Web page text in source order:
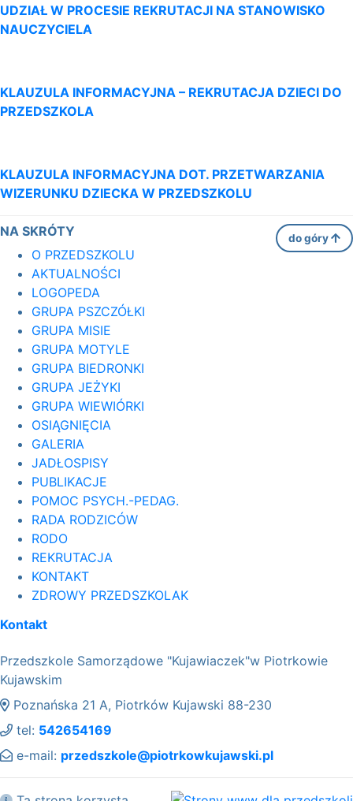
UDZIAŁ W PROCESIE REKRUTACJI NA STANOWISKO
NAUCZYCIELA
KLAUZULA INFORMACYJNA – REKRUTACJA DZIECI DO
PRZEDSZKOLA
KLAUZULA INFORMACYJNA DOT. PRZETWARZANIA
WIZERUNKU DZIECKA W PRZEDSZKOLU
NA SKRÓTY do góry
O PRZEDSZKOLU
AKTUALNOŚCI
LOGOPEDA
GRUPA PSZCZÓŁKI
GRUPA MISIE
GRUPA MOTYLE
GRUPA BIEDRONKI
GRUPA JEŻYKI
GRUPA WIEWIÓRKI
OSIĄGNIĘCIA
GALERIA
JADŁOSPISY
PUBLIKACJE
POMOC PSYCH.-PEDAG.
RADA RODZICÓW
RODO
REKRUTACJA
KONTAKT
ZDROWY PRZEDSZKOLAK
Kontakt
Przedszkole Samorządowe "Kujawiaczek"w Piotrkowie
Kujawskim
Poznańska 21 A, Piotrków Kujawski 88-230
tel: 542654169
e-mail: przedszkole@piotrkowkujawski.pl